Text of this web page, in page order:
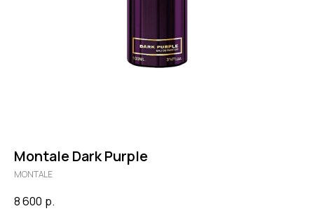
Montale Dark Purple
MONTALE
8 600 р.